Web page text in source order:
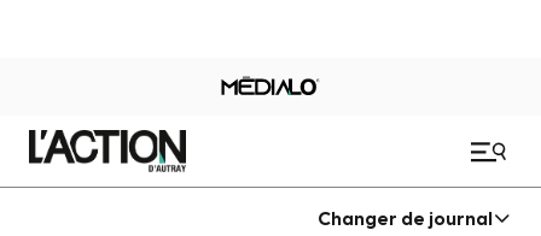
Changer de journal